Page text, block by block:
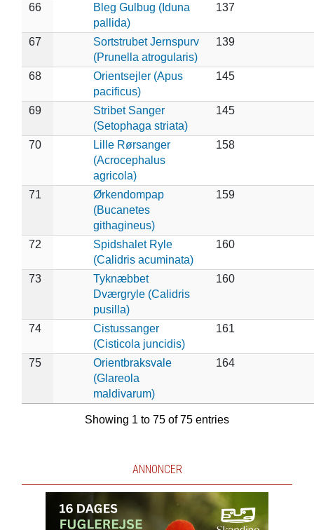
66
Bleg Gulbug (Iduna
pallida)
137
67
Sortstrubet Jernspurv
(Prunella atrogularis)
139
68
Orientsejler (Apus
pacificus)
145
69
Stribet Sanger
(Setophaga striata)
145
70
Lille Rørsanger
(Acrocephalus
agricola)
158
71
Ørkendompap
(Bucanetes
githagineus)
159
72
Spidshalet Ryle
(Calidris acuminata)
160
73
Tyknæbbet
Dværgryle (Calidris
pusilla)
160
74
Cistussanger
(Cisticola juncidis)
161
75
Orientbraksvale
(Glareola
maldivarum)
164
Showing 1 to 75 of 75 entries
ANNONCER